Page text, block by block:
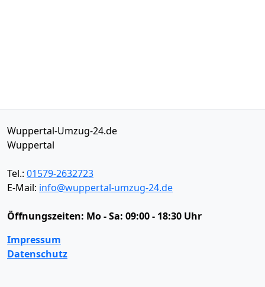
Wuppertal-Umzug-24.de
Wuppertal
Tel.: 01579-2632723
E-Mail: info@wuppertal-umzug-24.de
Öffnungszeiten: Mo - Sa: 09:00 - 18:30 Uhr
Impressum
Datenschutz